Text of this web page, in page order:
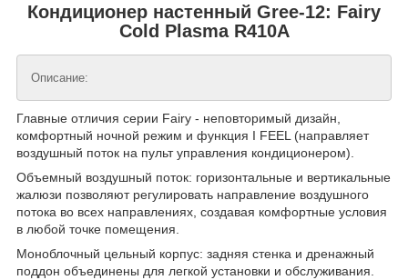
Кондиционер настенный Gree-12: Fairy
Cold Plasma R410A
Описание:
Главные отличия серии Fairy - неповторимый дизайн,
комфортный ночной режим и функция I FEEL (направляет
воздушный поток на пульт управления кондиционером).
Объемный воздушный поток: горизонтальные и вертикальные
жалюзи позволяют регулировать направление воздушного
потока во всех направлениях, создавая комфортные условия
в любой точке помещения.
Моноблочный цельный корпус: задняя стенка и дренажный
поддон объединены для легкой установки и обслуживания.